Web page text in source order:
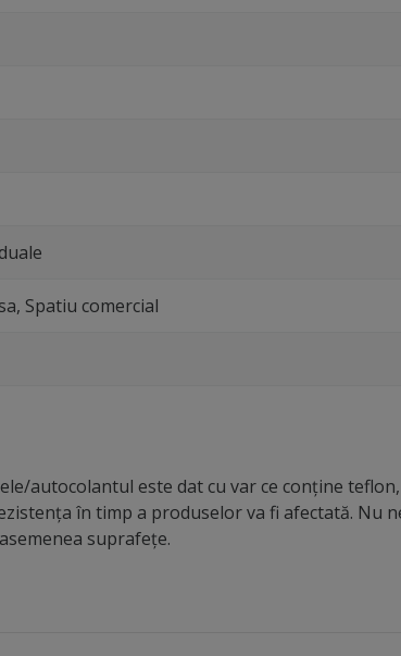
Spatiu comercial
autocolantul este dat cu var ce conține
în timp a produselor va fi afectată. Nu
suprafețe.